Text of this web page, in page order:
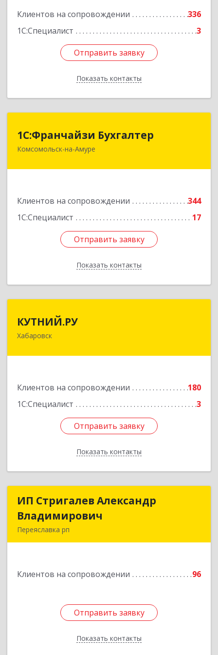
Клиентов на сопровождении
336
1С:Специалист
3
Отправить заявку
Показать контакты
Отправить заявку
Назад
1С:Франчайзи Бухгалтер
Комсомольск-на-Амуре
Клиентов на сопровождении
344
1С:Специалист
17
Отправить заявку
Показать контакты
1С:Франчайзи Бухгалтер
681000, Хабаровский край, Комсомольск-на-
Подробнее
Отправить заявку
Назад
КУТНИЙ.РУ
Хабаровск
Клиентов на сопровождении
180
1С:Специалист
3
Отправить заявку
Показать контакты
680007, Хабаровский край, Хабаровск г,
Отправить заявку
Назад
ИП Стригалев Александр
Владимирович
Переяславка рп
Клиентов на сопровождении 96
Отправить заявку
Показать контакты
ИП Стригалев Александр
Подробнее
Отправить заявку
Назад